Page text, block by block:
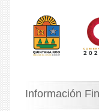
Información